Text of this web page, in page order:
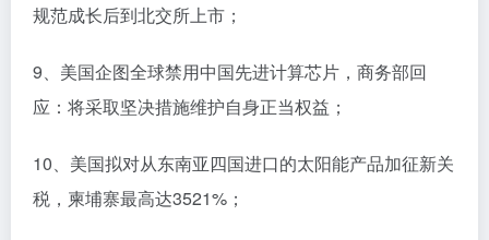
规范成长后到北交所上市；
9、美国企图全球禁用中国先进计算芯片，商务部回
应：将采取坚决措施维护自身正当权益；
10、美国拟对从东南亚四国进口的太阳能产品加征新关
税，柬埔寨最高达3521%；